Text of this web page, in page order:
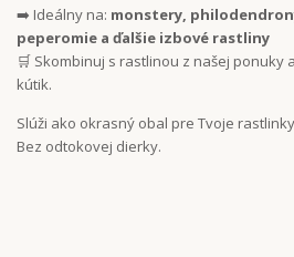
➡️ Ideálny na: monstery,
peperomie a ďalšie izbové rastliny
🛒 Skombinuj s rastlinou z našej ponuky
kútik.
Slúži ako okrasný obal pre Tvoje
Bez odtokovej dierky.